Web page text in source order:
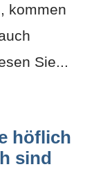
kommen
Sie...
höflich
sind